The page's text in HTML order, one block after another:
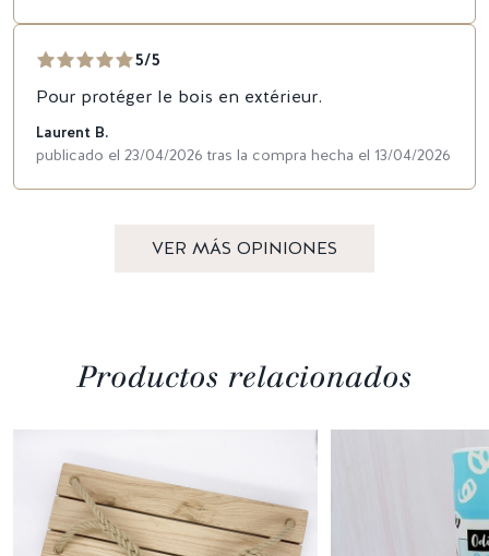
5/5
Pour protéger le bois en extérieur.
Laurent B.
publicado el 23/04/2026 tras la compra hecha el 13/04/2026
VER MÁS OPINIONES
Productos relacionados